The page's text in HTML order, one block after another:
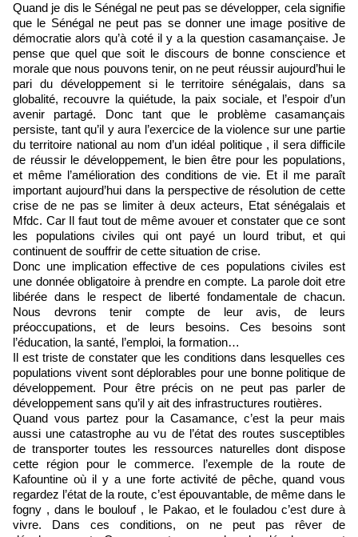
Quand je dis le Sénégal ne peut pas se développer, cela signifie
que le Sénégal ne peut pas se donner une image positive de
démocratie alors qu’à coté il y a la question casamançaise. Je
pense que quel que soit le discours de bonne conscience et
morale que nous pouvons tenir, on ne peut réussir aujourd’hui le
pari du développement si le territoire sénégalais, dans sa
globalité, recouvre la quiétude, la paix sociale, et l’espoir d’un
avenir partagé. Donc tant que le problème casamançais
persiste, tant qu’il y aura l’exercice de la violence sur une partie
du territoire national au nom d’un idéal politique , il sera difficile
de réussir le développement, le bien être pour les populations,
et même l’amélioration des conditions de vie. Et il me paraît
important aujourd’hui dans la perspective de résolution de cette
crise de ne pas se limiter à deux acteurs, Etat sénégalais et
Mfdc. Car Il faut tout de même avouer et constater que ce sont
les populations civiles qui ont payé un lourd tribut, et qui
continuent de souffrir de cette situation de crise.
Donc une implication effective de ces populations civiles est
une donnée obligatoire à prendre en compte. La parole doit etre
libérée dans le respect de liberté fondamentale de chacun.
Nous devrons tenir compte de leur avis, de leurs
préoccupations, et de leurs besoins. Ces besoins sont
l’éducation, la santé, l’emploi, la formation…
Il est triste de constater que les conditions dans lesquelles ces
populations vivent sont déplorables pour une bonne politique de
développement. Pour être précis on ne peut pas parler de
développement sans qu’il y ait des infrastructures routières.
Quand vous partez pour la Casamance, c’est la peur mais
aussi une catastrophe au vu de l’état des routes susceptibles
de transporter toutes les ressources naturelles dont dispose
cette région pour le commerce. l’exemple de la route de
Kafountine où il y a une forte activité de pêche, quand vous
regardez l’état de la route, c’est épouvantable, de même dans le
fogny , dans le boulouf , le Pakao, et le fouladou c’est dure à
vivre. Dans ces conditions, on ne peut pas rêver de